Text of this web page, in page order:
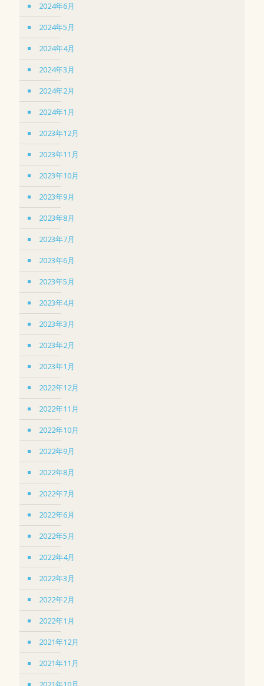
2024年6月
2024年5月
2024年4月
2024年3月
2024年2月
2024年1月
2023年12月
2023年11月
2023年10月
2023年9月
2023年8月
2023年7月
2023年6月
2023年5月
2023年4月
2023年3月
2023年2月
2023年1月
2022年12月
2022年11月
2022年10月
2022年9月
2022年8月
2022年7月
2022年6月
2022年5月
2022年4月
2022年3月
2022年2月
2022年1月
2021年12月
2021年11月